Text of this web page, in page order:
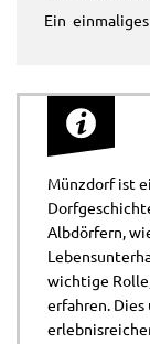
Ein
Münzdorf ist
Albdörfern,
wichtige
erfahren. Dies